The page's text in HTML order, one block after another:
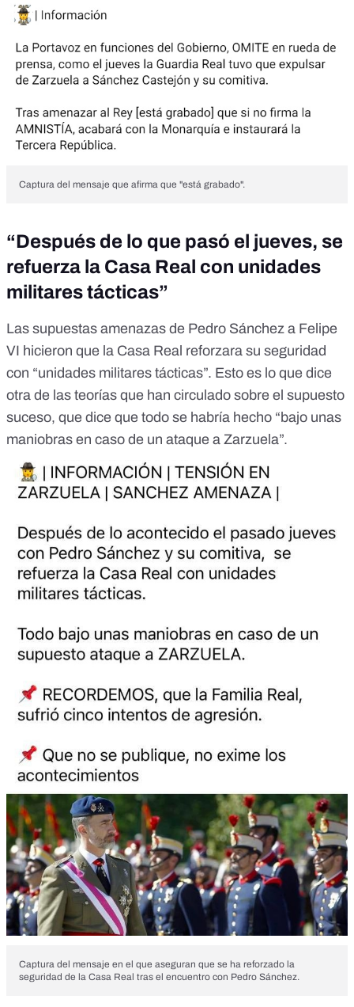
Captura del mensaje que afirma que "está grabado".
“Después de lo que pasó el jueves, se
refuerza la Casa Real con unidades
militares tácticas”
Las supuestas amenazas de Pedro Sánchez a Felipe
VI hicieron que la Casa Real reforzara su seguridad
con “unidades militares tácticas”. Esto es lo que dice
otra de las teorías que han circulado sobre el supuesto
suceso, que dice que todo se habría hecho “bajo unas
maniobras en caso de un ataque a Zarzuela”.
Captura del mensaje en el que aseguran que se ha reforzado la
seguridad de la Casa Real tras el encuentro con Pedro Sánchez.